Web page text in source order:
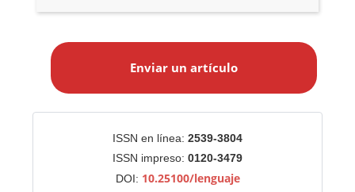
a
Enviar un artículo
ISSN en línea: 2539-3804
ISSN impreso: 0120-3479
DOI: 10.25100/lenguaje